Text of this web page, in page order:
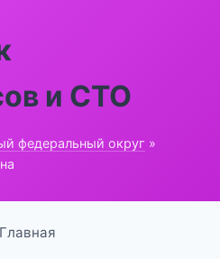
и СТО
федеральный округ »